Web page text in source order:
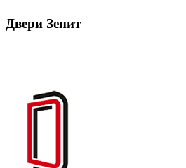
Двери Зенит